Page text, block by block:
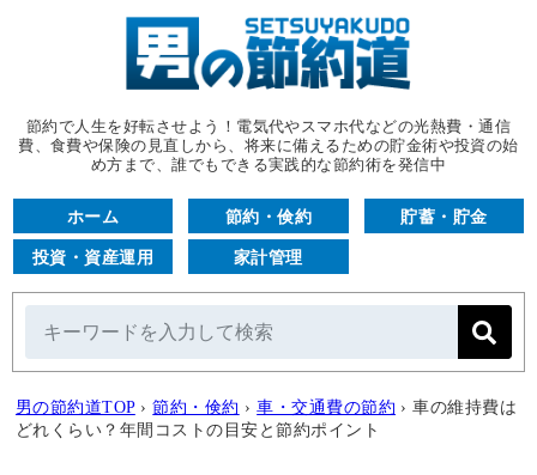
節約で人生を好転させよう！電気代やスマホ代などの光熱費・通信
費、食費や保険の見直しから、将来に備えるための貯金術や投資の始
め方まで、誰でもできる実践的な節約術を発信中
ホーム 節約・倹約 貯蓄・貯金
投資・資産運用 家計管理
男の節約道TOP › 節約・倹約 › 車・交通費の節約 › 車の維持費は
どれくらい？年間コストの目安と節約ポイント